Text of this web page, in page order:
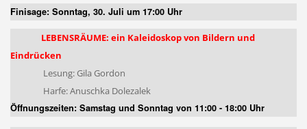
Finisage: Sonntag, 30. Juli um 17:00 Uhr
LEBENSRÄUME: ein Kaleidoskop von Bildern und
Eindrücken
Lesung: Gila Gordon
Harfe: Anuschka Dolezalek
Öffnungszeiten: Samstag und Sonntag von 11:00 - 18:00 Uhr